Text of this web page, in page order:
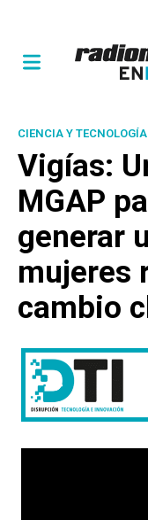
CIENCIA Y TECNOLOGÍA
Vigías:
MGAP
generar
mujeres
cambio